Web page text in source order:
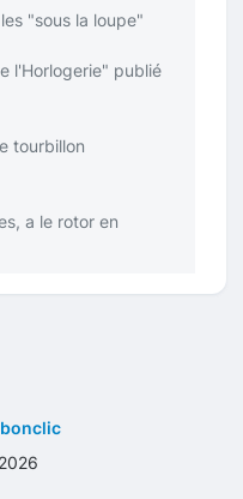
"sous la loupe"
l'Horlogerie" publié
tourbillon
a le rotor en
bonclic
2026